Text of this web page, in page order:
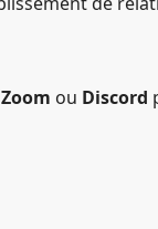
Zoom ou Discord